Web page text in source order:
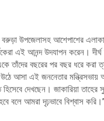
উপজেলাসহ আশেপাশের
এই আনন্দ উদযাপন করেন।
তাঁদের বছরের পর বছর ধরে করা
আসা এই জননেতার
দেখছেন। জাকারিয়া
বলে আমরা দৃঢ়ভাবে বিশ্বাস করি।”